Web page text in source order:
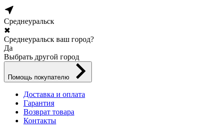
Среднеуральск
✖
Среднеуральск ваш город?
Да
Выбрать другой город
Помощь покупателю
Доставка и оплата
Гарантия
Возврат товара
Контакты